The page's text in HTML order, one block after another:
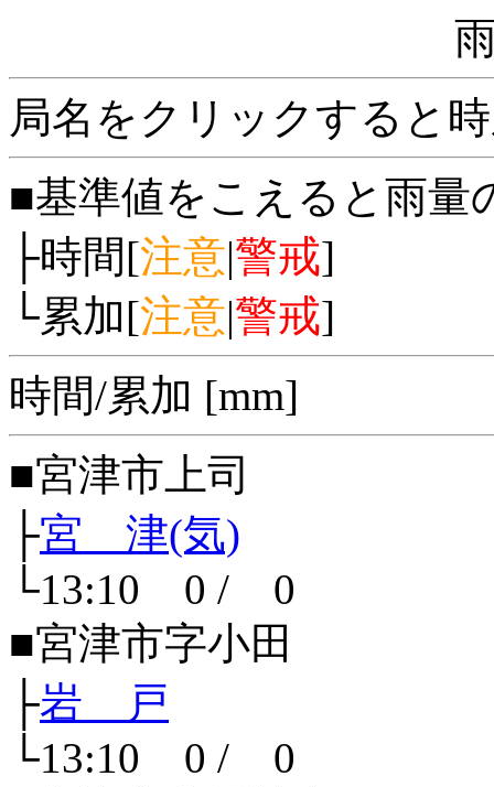
局名をクリックすると
■基準値をこえると雨量
├時間[注意|警戒]
└累加[注意|警戒]
時間/累加 [mm]
■宮津市上司
├宮 津(気)
└13:10 0 / 0
■宮津市字小田
├岩 戸
└13:10 0 / 0